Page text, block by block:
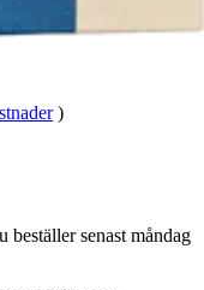
)
beställer senast måndag